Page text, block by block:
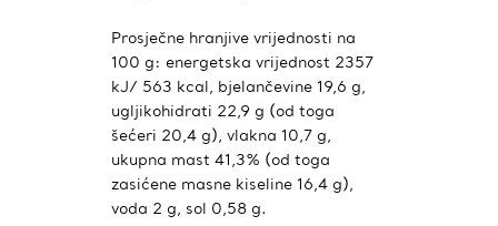
Prosječne hranjive vrijednosti na
100 g: energetska vrijednost 2357
kJ/ 563 kcal, bjelančevine 19,6 g,
ugljikohidrati 22,9 g (od toga
šećeri 20,4 g), vlakna 10,7 g,
ukupna mast 41,3% (od toga
zasićene masne kiseline 16,4 g),
voda 2 g, sol 0,58 g.